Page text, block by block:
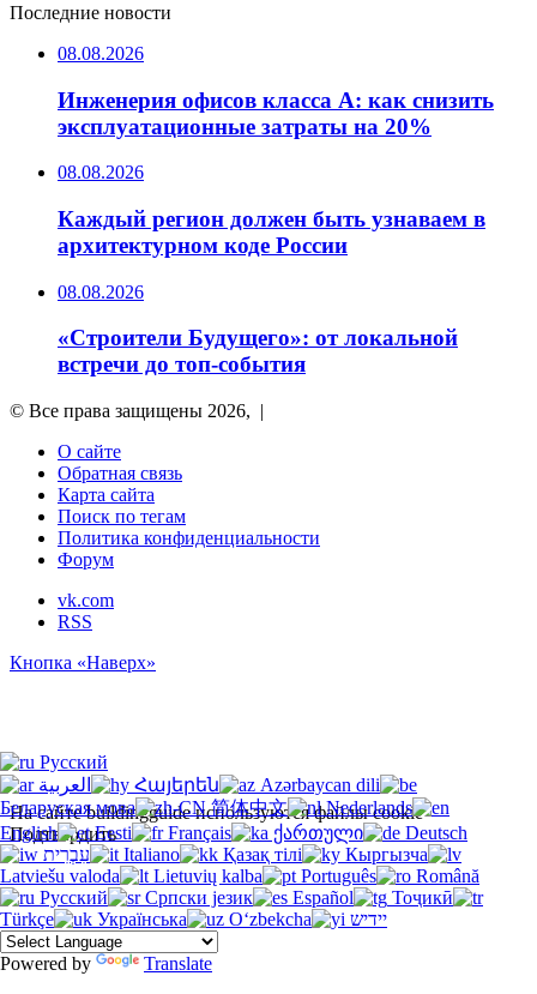
Последние новости
08.08.2026
Инженерия офисов класса А: как снизить
эксплуатационные затраты на 20%
08.08.2026
Каждый регион должен быть узнаваем в
архитектурном коде России
08.08.2026
«Строители Будущего»: от локальной
встречи до топ-события
© Все права защищены 2026, |
О сайте
Обратная связь
Карта сайта
Поиск по тегам
Политика конфиденциальности
Форум
vk.com
RSS
Кнопка «Наверх»
Русский
العربية
Հայերեն
Azərbaycan dili
Беларуская мова
简体中文
Nederlands
English
Eesti Français ქართული
Deutsch
עִבְרִית
Italiano Қазақ тілі
Кыргызча
Latviešu valoda
Lietuvių kalba Português
Română
Русский
Српски језик Español
Тоҷикӣ
Türkçe
Українська O‘zbekcha יידיש
Powered by Translate
На сайте buildingguide используются файлы cookie
Подтвердить